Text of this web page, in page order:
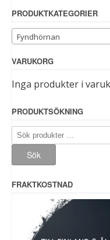
PRODUKTKATEGORIER
Fyndhörnan
VARUKORG
Inga produkter i
PRODUKTSÖKNING
Sök
efter:
Sök
FRAKTKOSTNAD